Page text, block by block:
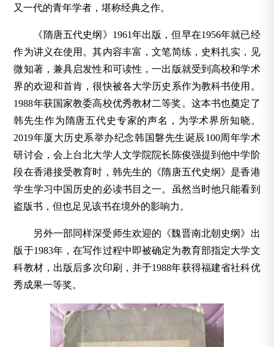
又一代的青年学者，堪称经典之作。
《隋唐五代史纲》1961年出版，但早在1956年就已经
作为讲义在使用。其内容丰富，文笔简练，史料扎实，见
微知著，兼具启发性和可读性，一出版就受到高校和学术
界的欢迎和首肯，很快被各大学历史系作为教科书使用。
1988年获国家教委高校优秀教材二等奖。这本书也奠定了
韩先生作为隋唐五代史专家的声名，为学术界所知晓。
2019年厦大历史系举办纪念韩国磐先生诞辰100周年学术
研讨会，会上台北大学人文学院院长陈俊强提到他中学阶
段在香港接受教育时，韩先生的《隋唐五代史纲》是香港
学生学习中国历史的必读书目之一。虽然当时他只能看到
盗版书，但也足见该书在境外的影响力。
另外一部同样深受师生欢迎的《魏晋南北朝史纲》出
版于1983年，在写作过程中即被确定为教育部指定大学文
科教材，出版后多次印刷，并于1988年获得福建省社科优
秀成果一等奖。